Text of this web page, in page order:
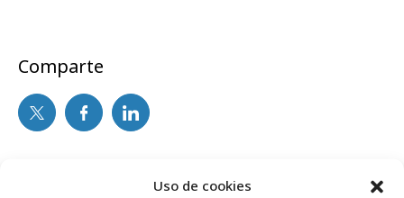
Uso de cookies
Comparte
Noticias Relacionadas